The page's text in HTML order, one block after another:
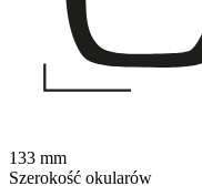
133 mm
Szerokość okularów